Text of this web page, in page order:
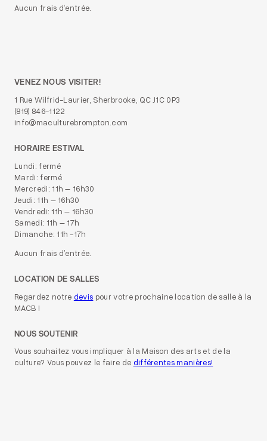
Aucun frais d’entrée.
VENEZ NOUS VISITER!
1 Rue Wilfrid-Laurier, Sherbrooke, QC J1C 0P3
(819) 846-1122
info@maculturebrompton.com
HORAIRE ESTIVAL
Lundi: fermé
Mardi: fermé
Mercredi: 11h – 16h30
Jeudi: 11h – 16h30
Vendredi: 11h – 16h30
Samedi: 11h – 17h
Dimanche: 11h -17h
Aucun frais d’entrée.
LOCATION DE SALLES
Regardez notre devis pour votre prochaine location de salle à la
MACB !
NOUS SOUTENIR
Vous souhaitez vous impliquer à la Maison des arts et de la
culture? Vous pouvez le faire de différentes manières!